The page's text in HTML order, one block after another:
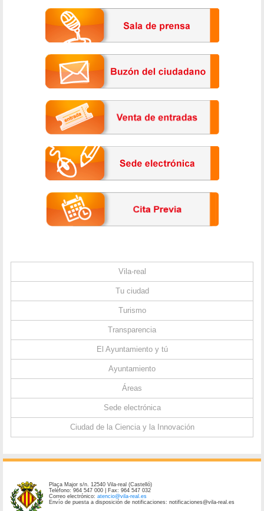
Vila-real
Tu ciudad
Turismo
Transparencia
El Ayuntamiento y tú
Ayuntamiento
Áreas
Sede electrónica
Ciudad de la Ciencia y la Innovación
Plaça Major s/n. 12540 Vila-real (Castelló)
Teléfono: 964 547 000 | Fax: 964 547 032
Correo electrónico:atencio@vila-real.es
Envío de puesta a disposición de notificaciones: notificaciones@vila-real.es